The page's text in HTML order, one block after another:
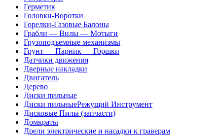
Герметик
Головки-Воротки
Горелки-Газовые Балоны
Грабли — Вилы — Мотыги
Грузоподъемные механизмы
Грунт — Парник — Горшки
Датчики движения
Дверные накладки
Двигатель
Дерево
Диски пильные
Диски пильныеРежущий Инструмент
Дисковые Пилы (запчасти)
Домкраты
Дрели электрические и насадки к граверам